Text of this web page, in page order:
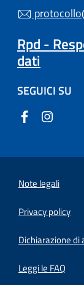
Rpd -
dati
SEGUICI SU
Note legali
Privacy policy
Dichiarazione di
Leggi le FAQ